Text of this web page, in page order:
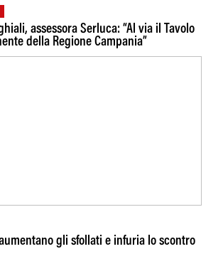
assessora Serluca: “Al via il Tavolo
della Regione Campania”
gli sfollati e infuria lo scontro